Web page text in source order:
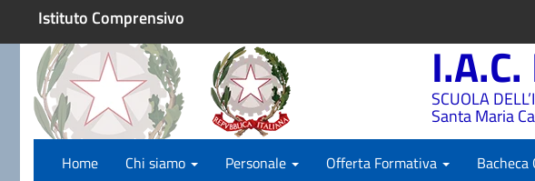
Istituto Comprensivo
SCUOLA
Santa Maria
Home Chi siamo Personale Offerta Formativa